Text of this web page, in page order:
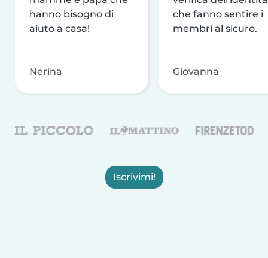
hanno bisogno di
aiuto a casa!
Nerina
che fanno sentire i
membri al sicuro.
Giovanna
Iscrivimi!